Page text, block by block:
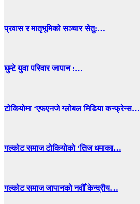
प्रवास र मातृभूमिको सञ्चार सेतु:…
घुम्टे युवा परिवार जापान :…
टोकियोमा ‘एफएनजे ग्लोबल मिडिया कन्फ्रेन्स…
गल्कोट समाज टोकियोको ‘तिज धमाका…
गल्कोट समाज जापानको नवौँ केन्द्रीय…